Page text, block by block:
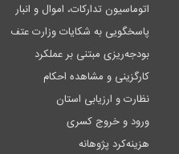
اتوماسیون تدارکات، اموال و انبار
پاسخگویی به شکایات وزارت عتف
بودجه‌ریزی مبتنی بر عملکرد
کارگزینی و مشاهده احکام
نظارت و ارزیابی استان
ورود و خروج کسری
هزینه‌کرد پژوهانه